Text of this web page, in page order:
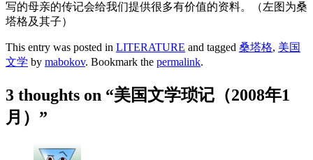
写的母亲的传记会给我们提供很多有价值的资料。（左图为桑
塔格及其子）
This entry was posted in LITERATURE and tagged 桑塔格, 美国
文学 by mabokov. Bookmark the permalink.
3 thoughts on “美国文学琐记（2008年1
月） ”